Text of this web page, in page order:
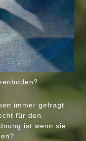
immer gefragt
für den
ist wenn sie